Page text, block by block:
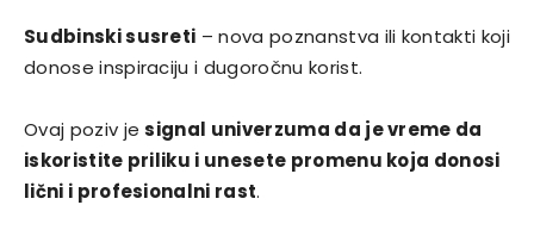
Sudbinski susreti – nova poznanstva ili kontakti koji
donose inspiraciju i dugoročnu korist.
Ovaj poziv jesignal univerzuma da je vreme da
iskoristite priliku i unesete promenu koja donosi
lični i profesionalni rast.